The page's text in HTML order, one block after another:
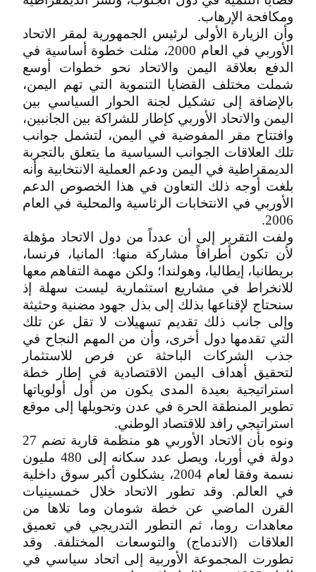
ومكافحة الإرهاب.
وأن الزيارة الأولى لرئيس الجمهورية لمقر الاتحاد
الأوربي في العام 2000، مثلت خطوة أساسية في
الدفع بعلاقة اليمن والاتحاد نحو خطوات أوسع
شملت مختلف القضايا التنموية التي تهم اليمن،
بالإضافة إلى تشكيل لجنة الحوار السياسي بين
اليمن والاتحاد الأوربي كإطار للشراكة بين الجانبين،
وافتتاح مقر المفوضية في اليمن، لتشمل جوانب
تلك العلاقات الجوانب السياسية ما يتعلق بالتجربة
الديمقراطية في اليمن ودعم العملية الانتخابية وأنه
بلغت أوجه ذلك التعاون في هذا الخصوص الدعم
الأوربي في الانتخابات الرئاسية والمحلية في العام
2006.
ولفت التقرير إلى أن عدداً من دول الاتحاد مؤهلة
لأن تكون أطرافاً مشاركة منها: المانيا، فرنسا،
بريطانيا، إيطاليا، وهولندا؛ ولكن مهمة التفاهم معها
للانخراط في مشاريع استثمارية ليست سهلة إذ
سنحتاج لإقناعها بذلك إلى بذل جهود مضنية وحثيثة
وإلى جانب ذلك تقديم تسهيلات لا تقل عن تلك
التي تقدمها دول أخرى، وأن من المهم النجاح في
جذب الشركات الباحثة عن فرص للاستثمار
لتحقيق أهداف اليمن الاقتصادية في إطار خطة
استراتيجية بعيدة المدى يكون من أول أولوياتها
تطوير المنطقة الحرة في عدن وتحويلها إلى موقع
استراتيجي رافد للاقتصاد الوطني.
ونوه بأن الاتحاد الأوربي هو منظمة قارية تضم 27
دولة في أوربا، ويصل عدد سكانه إلى 480 مليون
نسمة وفقا لعام 2004، يشكلون أكبر سوق داخلية
في العالم. وقد تطور الاتحاد خلال خمسينيات
القرن الماضي عن خطة شومان وما تلاها من
معاهدات روما، ثم التطور التدريجي في تعميق
العلاقات (الاندماج) والتوسعات المختلفة. وقد
تطورت المجموعة الأوربية إلى اتحاد سياسي في